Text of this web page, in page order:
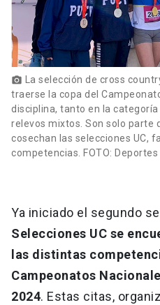
photo_camera La selección de cross
traerse la copa del
disciplina, tanto en la
relevos mixtos. Son solo parte
cosechan las selecciones UC,
competencias. FOTO: Deportes
Ya iniciado el segundo
Selecciones UC se
las distintas
Campeonatos
2024. Estas citas,